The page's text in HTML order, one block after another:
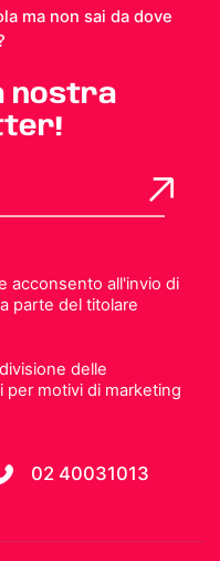
ma non sai da dove
nostra
acconsento all'invio di
parte del titolare
delle
motivi di marketing
02 40031013